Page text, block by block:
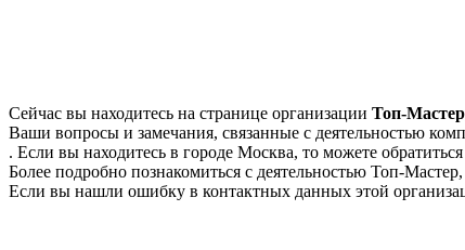
Сейчас вы находитесь на странице организации Топ-Мастер
Ваши вопросы и замечания, связанные с деятельностью
. Если вы находитесь в городе Москва, то можете
Более подробно познакомиться с деятельностью Топ-
Если вы нашли ошибку в контактных данных этой